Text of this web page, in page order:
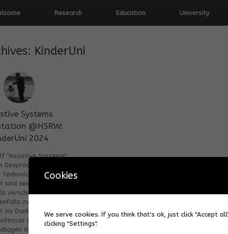
Research Education University
KinderUni
Systems
@HSRW:
2024
"Assistive Systeme"
über KI und
auf, aber
seine Definitionen
verschwommen und
zweideutig! Um
ins Dunkel zu bringen,
Christian Ressel,
des Themas und
Cookies
We serve cookies. If you think that's ok, just click "Accept
clicking "Settings".